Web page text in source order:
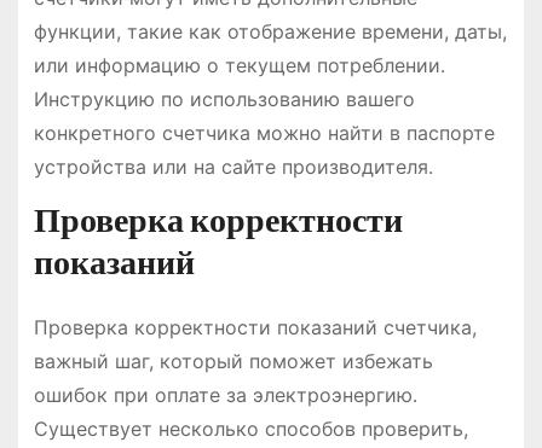
функции, такие как отображение времени, даты,
или информацию о текущем потреблении․
Инструкцию по использованию вашего
конкретного счетчика можно найти в паспорте
устройства или на сайте производителя․
Проверка корректности
показаний
Проверка корректности показаний счетчика,
важный шаг, который поможет избежать
ошибок при оплате за электроэнергию․
Существует несколько способов проверить,